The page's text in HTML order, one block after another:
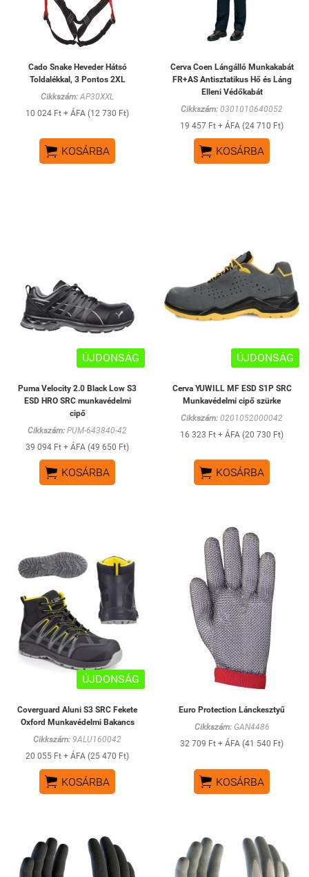
Cado Snake Heveder Hátsó
Toldalékkal, 3 Pontos 2XL
Cikkszám: AP30XXL
10 024 Ft + ÁFA (12 730 Ft)
 KOSÁRBA
Cerva Coen Lángálló Munkakabát
FR+AS Antisztatikus Hő és Láng
Elleni Védőkabát
Cikkszám: 0301010640052
19 457 Ft + ÁFA (24 710 Ft)
 KOSÁRBA
ÚJDONSÁG
Puma Velocity 2.0 Black Low S3
ESD HRO SRC munkavédelmi
cipő
Cikkszám: PUM-643840-42
39 094 Ft + ÁFA (49 650 Ft)
 KOSÁRBA
ÚJDONSÁG
Cerva YUWILL MF ESD S1P SRC
Munkavédelmi cipő szürke
Cikkszám: 0201052000042
16 323 Ft + ÁFA (20 730 Ft)
 KOSÁRBA
ÚJDONSÁG
Coverguard Aluni S3 SRC Fekete
Oxford Munkavédelmi Bakancs
Cikkszám: 9ALU160042
20 055 Ft + ÁFA (25 470 Ft)
 KOSÁRBA
Euro Protection Lánckesztyű
Cikkszám:GAN4486
32 709 Ft + ÁFA (41 540 Ft)
 KOSÁRBA